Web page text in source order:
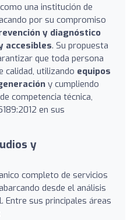
una institución de
por su compromiso
y diagnóstico
accesibles. Su propuesta
que toda persona
calidad, utilizando equipos
y cumpliendo
competencia técnica,
en sus
y
completo de servicios
desde el análisis
Entre sus principales áreas